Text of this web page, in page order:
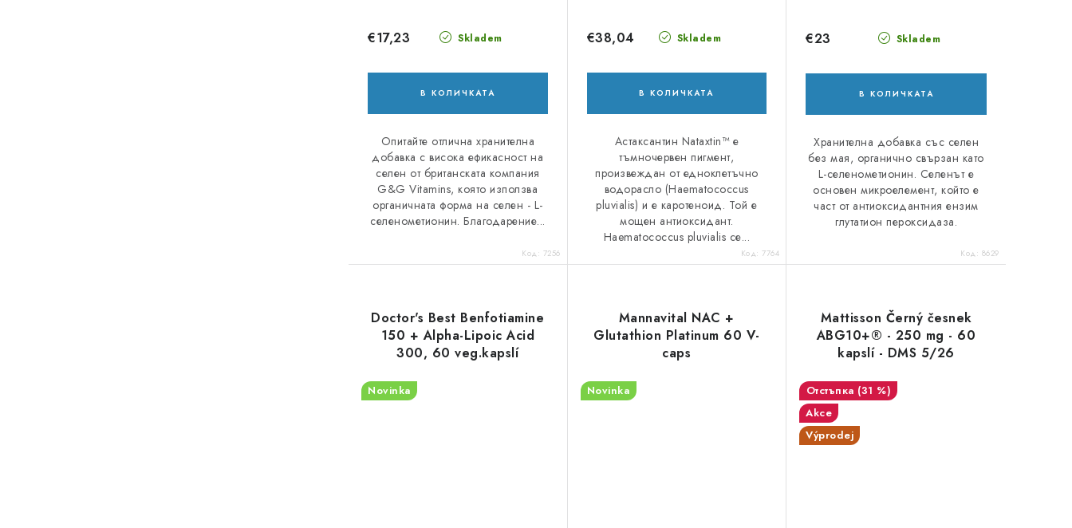
Skladem
€17,23
В КОЛИЧКАТА
Опитайте отлична хранителна
добавка с висока ефикасност на
селен от британската компания
G&G Vitamins, която използва
органичната форма на селен - L-
селенометионин. Благодарение...
Код: 7256
Skladem
€38,04
В КОЛИЧКАТА
Астаксантин Nataxtin™ е
тъмночервен пигмент,
произвеждан от едноклетъчно
водорасло (Haematococcus
pluvialis) и е каротеноид. Той е
мощен антиоксидант.
Haematococcus pluvialis се...
Код:7764
Skladem
€23
В КОЛИЧКАТА
Хранителна добавка със селен
без мая, органично свързан като
L-селенометионин. Селенът е
основен микроелемент, който е
част от антиоксидантния ензим
глутатион пероксидаза.
Код: 8629
Doctor's Best Benfotiamine
150 + Alpha-Lipoic Acid
300, 60 veg.kapslí
Novinka
Mannavital NAC +
Glutathion Platinum 60 V-
caps
Novinka
Mattisson Černý česnek
ABG10+® - 250 mg - 60
kapslí - DMS 5/26
(31 %)
Akce
Výprodej